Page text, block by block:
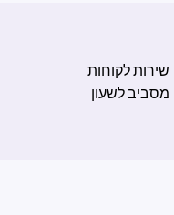
שירות לקוחות
מסביב לשעון